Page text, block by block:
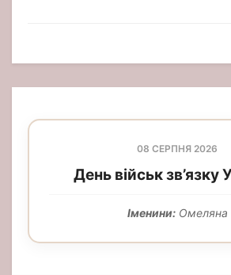
08 СЕРПНЯ 2026
День військ зв’язку
Іменини:Омеляна